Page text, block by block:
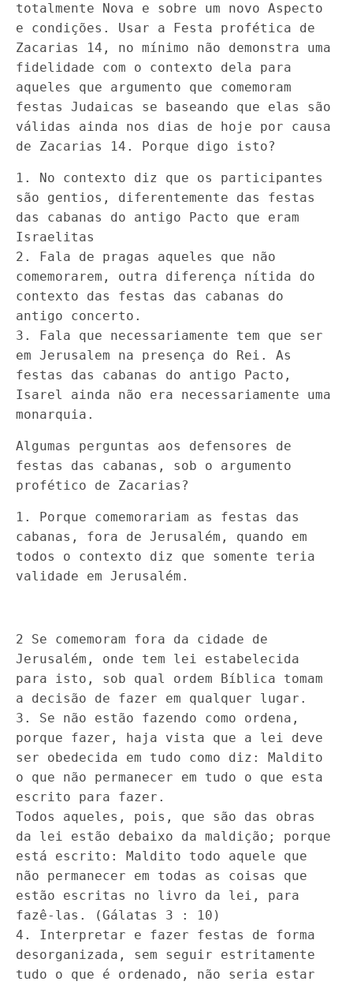
totalmente Nova e sobre um novo Aspecto
e condições. Usar a Festa profética de
Zacarias 14, no mínimo não demonstra uma
fidelidade com o contexto dela para
aqueles que argumento que comemoram
festas Judaicas se baseando que elas são
válidas ainda nos dias de hoje por causa
de Zacarias 14. Porque digo isto?
1. No contexto diz que os participantes
são gentios, diferentemente das festas
das cabanas do antigo Pacto que eram
Israelitas
2. Fala de pragas aqueles que não
comemorarem, outra diferença nítida do
contexto das festas das cabanas do
antigo concerto.
3. Fala que necessariamente tem que ser
em Jerusalem na presença do Rei. As
festas das cabanas do antigo Pacto,
Isarel ainda não era necessariamente uma
monarquia.
Algumas perguntas aos defensores de
festas das cabanas, sob o argumento
profético de Zacarias?
1. Porque comemorariam as festas das
cabanas, fora de Jerusalém, quando em
todos o contexto diz que somente teria
validade em Jerusalém.
2 Se comemoram fora da cidade de
Jerusalém, onde tem lei estabelecida
para isto, sob qual ordem Bíblica tomam
a decisão de fazer em qualquer lugar.
3. Se não estão fazendo como ordena,
porque fazer, haja vista que a lei deve
ser obedecida em tudo como diz: Maldito
o que não permanecer em tudo o que esta
escrito para fazer.
Todos aqueles, pois, que são das obras
da lei estão debaixo da maldição; porque
está escrito: Maldito todo aquele que
não permanecer em todas as coisas que
estão escritas no livro da lei, para
fazê-las. (Gálatas 3 : 10)
4. Interpretar e fazer festas de forma
desorganizada, sem seguir estritamente
tudo o que é ordenado, não seria estar